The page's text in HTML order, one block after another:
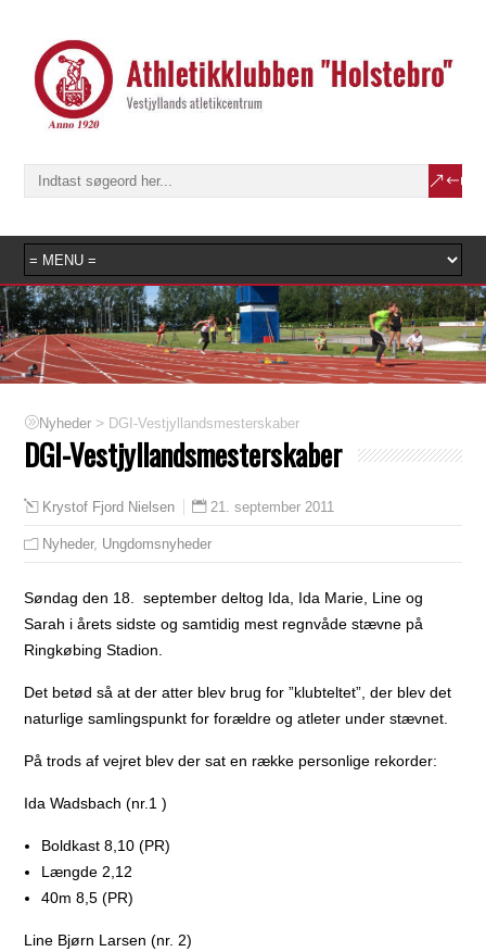
Nyheder > DGI-Vestjyllandsmesterskaber
DGI-Vestjyllandsmesterskaber
Krystof Fjord Nielsen 21. september 2011
Nyheder, Ungdomsnyheder
Søndag den 18. september deltog Ida, Ida Marie, Line og
Sarah i årets sidste og samtidig mest regnvåde stævne på
Ringkøbing Stadion.
Det betød så at der atter blev brug for ”klubteltet”, der blev det
naturlige samlingspunkt for forældre og atleter under stævnet.
På trods af vejret blev der sat en række personlige rekorder:
Ida Wadsbach (nr.1 )
Boldkast 8,10 (PR)
Længde 2,12
40m 8,5 (PR)
Line Bjørn Larsen (nr. 2)